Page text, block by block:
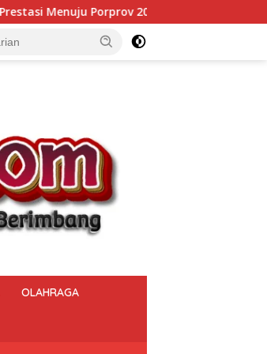
Berantas Narkoba hingga Pelosok
OLAHRAGA